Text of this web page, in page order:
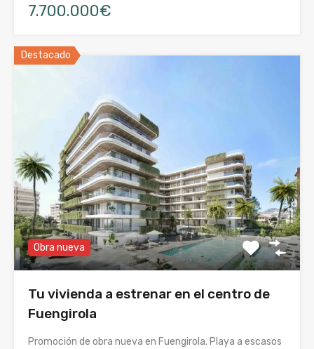
7.700.000€
Destacado
Obra nueva
Tu vivienda a estrenar en el centro de
Fuengirola
Promoción de obra nueva en Fuengirola. Playa a escasos